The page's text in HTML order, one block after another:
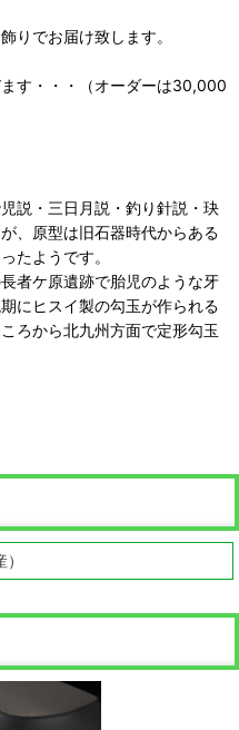
りでお届け致します。
す・・・（オーダーは30,000
説・三日月説・釣り針説・玦
、原型は旧石器時代からある
たようです。
者ケ原遺跡で胎児のような牙
にヒスイ製の勾玉が作られる
ろから北九州方面で定形勾玉